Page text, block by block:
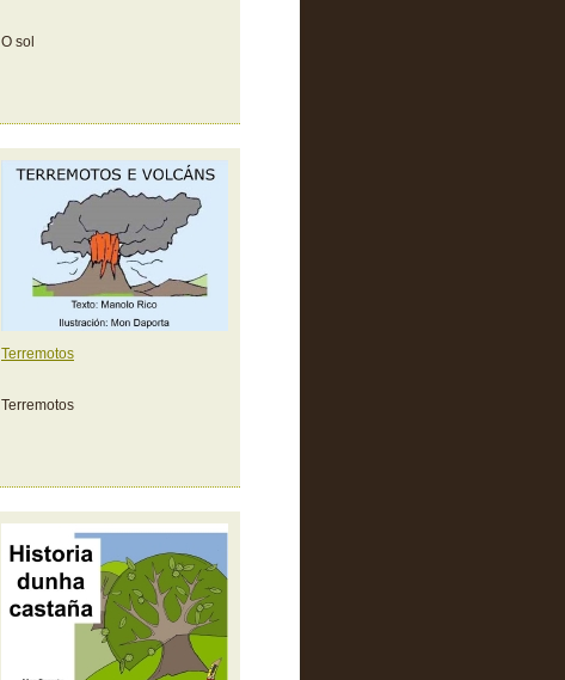
O sol
Terremotos
Terremotos